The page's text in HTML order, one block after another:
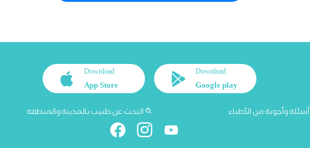
Download
Google play
Download
App Store
أسئلة وأجوبة من الأطباء البحث عن طبيب بالمدينة والمنطقة